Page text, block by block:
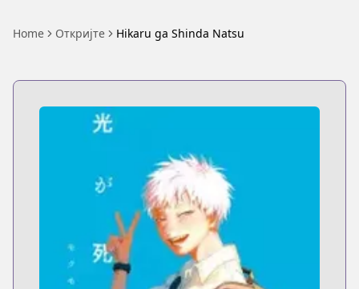
Home Откријте Hikaru ga Shinda Natsu